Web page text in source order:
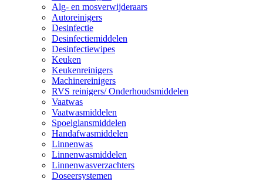
Alg- en mosverwijderaars
Autoreinigers
Desinfectie
Desinfectiemiddelen
Desinfectiewipes
Keuken
Keukenreinigers
Machinereinigers
RVS reinigers/ Onderhoudsmiddelen
Vaatwas
Vaatwasmiddelen
Spoelglansmiddelen
Handafwasmiddelen
Linnenwas
Linnenwasmiddelen
Linnenwasverzachters
Doseersystemen